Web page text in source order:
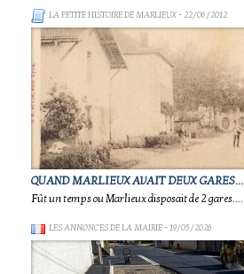
LA PETITE HISTOIRE DE MARLIEUX- 22/06/2012
QUAND MARLIEUX AVAIT DEUX GARES...
Fût un temps ou Marlieux disposait de 2 gares....
LES ANNONCES DE LA MAIRIE- 19/05/2026